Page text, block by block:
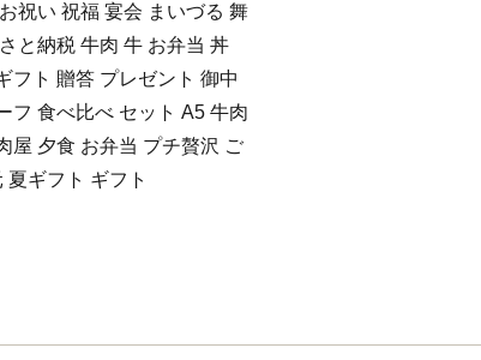
祝い 祝福 宴会 まいづる 舞
と納税 牛肉 牛 お弁当 丼
フト 贈答 プレゼント 御中
フ 食べ比べ セット A5 牛肉
屋 夕食 お弁当 プチ贅沢 ご
ギフト ギフト